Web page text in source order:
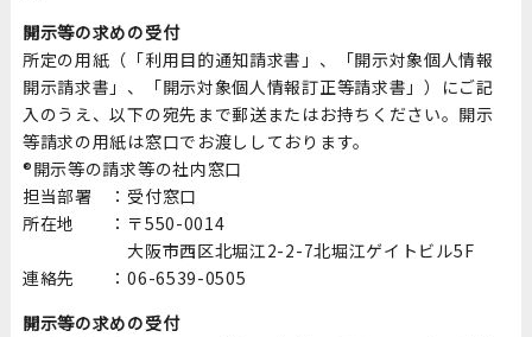
開示等の求めの受付
所定の用紙（「利用目的通知請求書」、「開示対象個人情報
開示請求書」、「開示対象個人情報訂正等請求書」）にご記
入のうえ、以下の宛先まで郵送またはお持ちください。開示
等請求の用紙は窓口でお渡ししております。
®開示等の請求等の社内窓口
担当部署 ： 受付窓口
所在地 ： 〒550-0014
大阪市西区北堀江2-2-7北堀江ゲイトビル5F
連絡先 ：06-6539-0505
開示等の求めの受付